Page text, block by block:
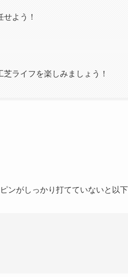
よう！
ライフを楽しみましょう！
がしっかり打てていないと以